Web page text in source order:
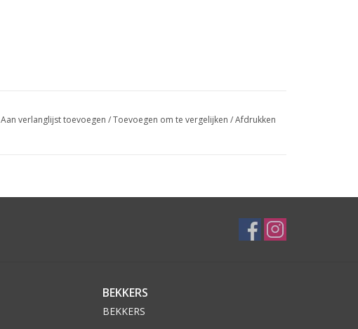
Aan verlanglijst toevoegen /Toevoegen om te vergelijken /Afdrukken
BEKKERS
BEKKERS